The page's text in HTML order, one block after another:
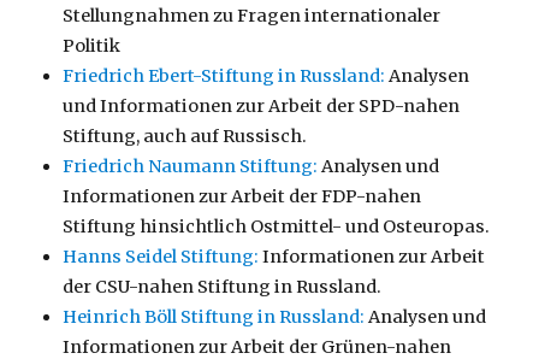
Stellungnahmen zu Fragen internationaler
Politik
Friedrich Ebert-Stiftung in Russland: Analysen
und Informationen zur Arbeit der SPD-nahen
Stiftung, auch auf Russisch.
Friedrich Naumann Stiftung: Analysen und
Informationen zur Arbeit der FDP-nahen
Stiftung hinsichtlich Ostmittel- und Osteuropas.
Hanns Seidel Stiftung: Informationen zur Arbeit
der CSU-nahen Stiftung in Russland.
Heinrich Böll Stiftung in Russland: Analysen und
Informationen zur Arbeit der Grünen-nahen